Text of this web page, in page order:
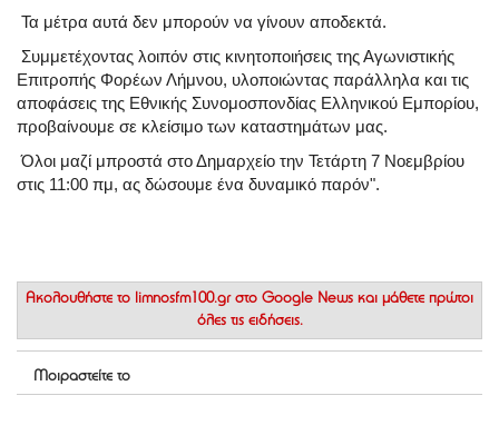
Τα μέτρα αυτά δεν μπορούν να γίνουν αποδεκτά.
Συμμετέχοντας λοιπόν στις κινητοποιήσεις της Αγωνιστικής
Επιτροπής Φορέων Λήμνου, υλοποιώντας παράλληλα και τις
αποφάσεις της Εθνικής Συνομοσπονδίας Ελληνικού Εμπορίου,
προβαίνουμε σε κλείσιμο των καταστημάτων μας.
Όλοι μαζί μπροστά στο Δημαρχείο την Τετάρτη 7 Νοεμβρίου
στις 11:00 πμ, ας δώσουμε ένα δυναμικό παρόν".
Ακολουθήστε το limnosfm100.gr στο Google News και μάθετε πρώτοι
όλες τις ειδήσεις.
Μοιραστείτε το